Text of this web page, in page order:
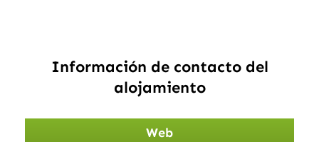
Información de contacto del
alojamiento
Web